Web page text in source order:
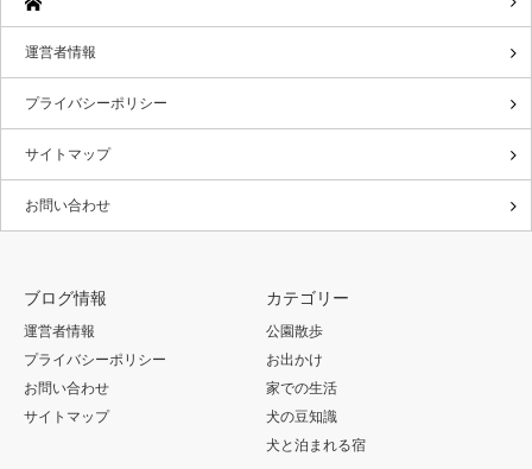
運営者情報
プライバシーポリシー
サイトマップ
お問い合わせ
ブログ情報
運営者情報
プライバシーポリシー
お問い合わせ
サイトマップ
カテゴリー
公園散歩
お出かけ
家での生活
犬の豆知識
犬と泊まれる宿